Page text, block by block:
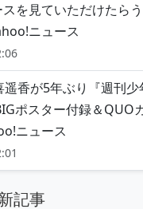
を見ていただけたら
ニュース
遥香が5年ぶり『週刊
ポスター付録＆QUO
ニュース
記事